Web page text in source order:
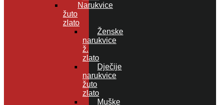
Narukvice
žuto
zlato
Ženske
narukvice
ž.
zlato
Dječije
narukvice
žuto
zlato
Muške